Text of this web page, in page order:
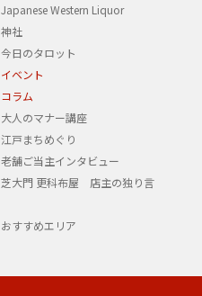
Japanese Western Liquor
神社
今日のタロット
イベント
コラム
大人のマナー講座
江戸まちめぐり
老舗ご当主インタビュー
芝大門 更科布屋 店主の独り言
おすすめエリア